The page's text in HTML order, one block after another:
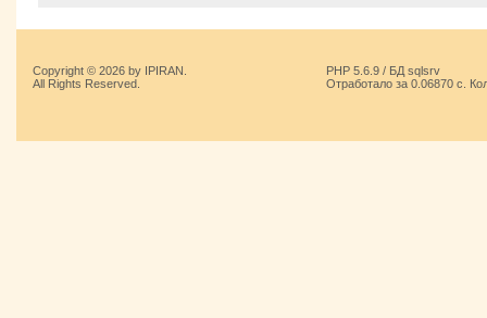
Copyright © 2026 by IPIRAN.
All Rights Reserved.
PHP 5.6.9 / БД sqlsrv
Отработало за 0.06870 с.